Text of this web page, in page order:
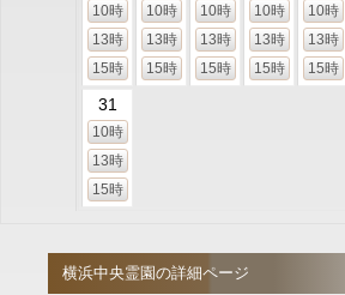
10時
13時
15時
10時
13時
15時
10時
13時
15時
10時
13時
15時
10時
13時
15時
31
10時
13時
15時
横浜中央霊園の詳細ページ